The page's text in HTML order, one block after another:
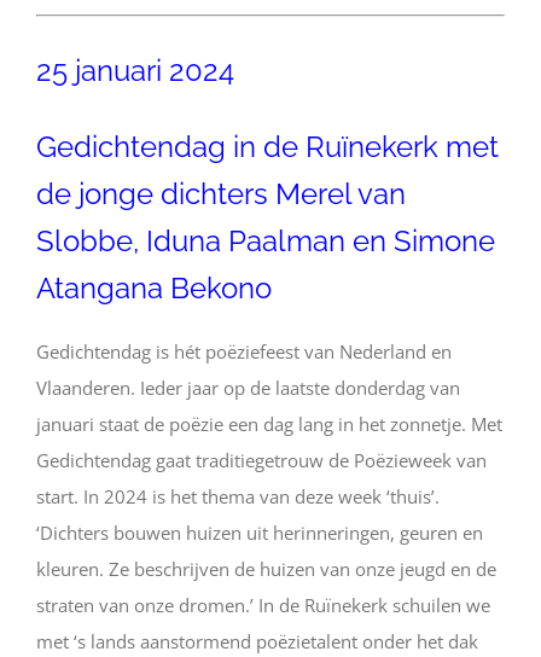
25 januari 2024
Gedichtendag in de Ruïnekerk met
de jonge dichters Merel van
Slobbe, Iduna Paalman en Simone
Atangana Bekono
Gedichtendag is hét poëziefeest van Nederland en
Vlaanderen. Ieder jaar op de laatste donderdag van
januari staat de poëzie een dag lang in het zonnetje. Met
Gedichtendag gaat traditiegetrouw de Poëzieweek van
start. In 2024 is het thema van deze week ‘thuis’.
‘Dichters bouwen huizen uit herinneringen, geuren en
kleuren. Ze beschrijven de huizen van onze jeugd en de
straten van onze dromen.’ In de Ruïnekerk schuilen we
met ‘s lands aanstormend poëzietalent onder het dak